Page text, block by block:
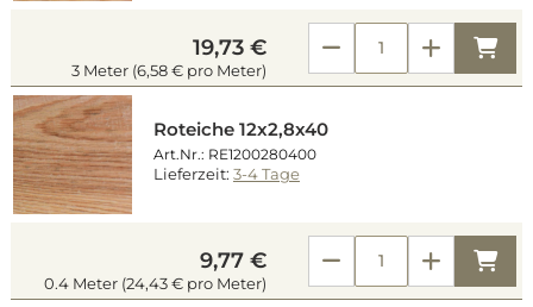
19,73 €
3 Meter (6,58 € pro Meter)
Roteiche 12x2,8x40
Art.Nr.: RE1200280400
Lieferzeit: 3-4 Tage
9,77 €
0.4 Meter (24,43 € pro Meter)